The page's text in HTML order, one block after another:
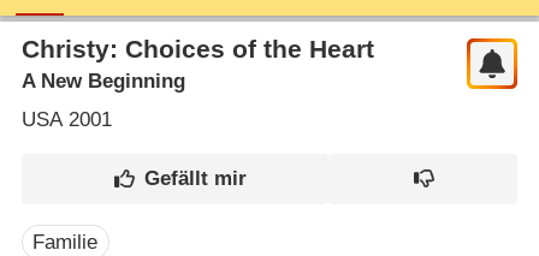
Christy: Choices of the Heart
A New Beginning
USA2001
Familie